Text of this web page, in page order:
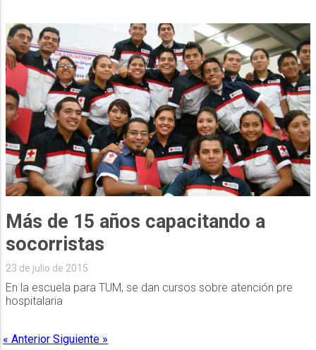
Más de 15 años capacitando a
socorristas
23 de julio de 2015
En la escuela para TUM, se dan cursos sobre atención pre
hospitalaria
« AnteriorSiguiente »